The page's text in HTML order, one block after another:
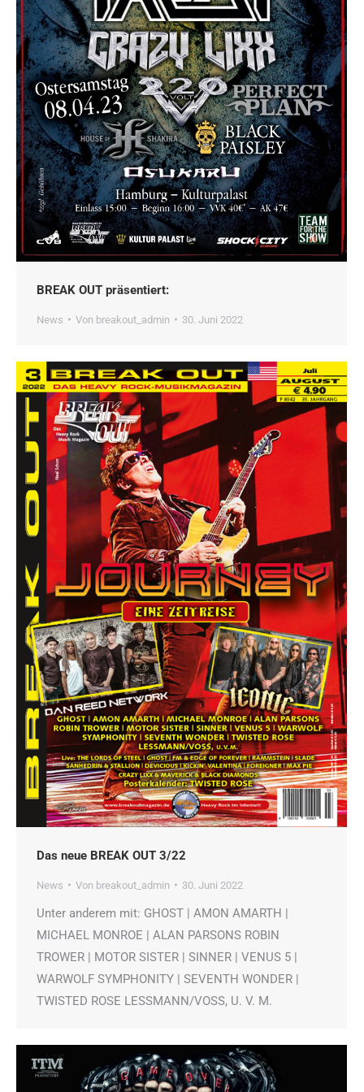
BREAK OUT präsentiert:
News Von breakout_admin 30. Juni 2022
Das neue BREAK OUT 3/22
News Von breakout_admin 30. Juni 2022
Unter anderem mit: GHOST | AMON AMARTH |
MICHAEL MONROE | ALAN PARSONS ROBIN
TROWER | MOTOR SISTER | SINNER | VENUS 5 |
WARWOLF SYMPHONITY | SEVENTH WONDER |
TWISTED ROSE LESSMANN/VOSS, U. V. M.